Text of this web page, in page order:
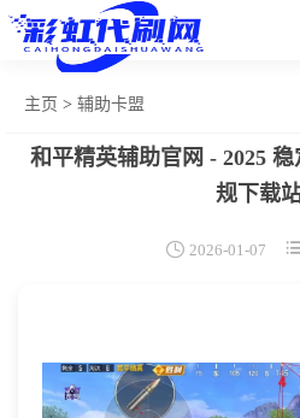
网站首页
辅助卡盟
主页 > 辅助卡盟
和平精英辅助官网 - 2025
规下载
 2026-01-07